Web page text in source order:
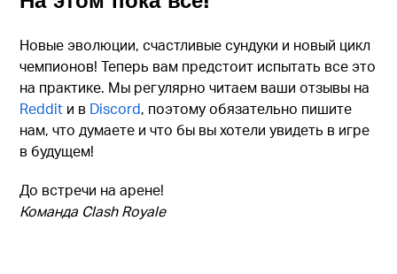
Новые эволюции, счастливые сундуки и новый цикл
чемпионов! Теперь вам предстоит испытать все это
на практике. Мы регулярно читаем ваши отзывы на
Reddit и в Discord, поэтому обязательно пишите
нам, что думаете и что бы вы хотели увидеть в игре
в будущем!
До встречи на арене!
Команда Clash Royale